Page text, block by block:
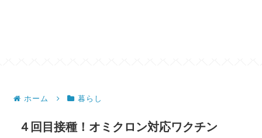
ホーム 暮らし
４回目接種！オミクロン対応ワクチン